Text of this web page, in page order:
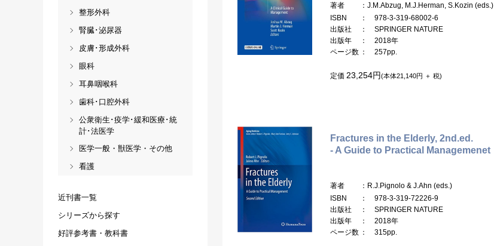
著者
：J.M.Abzug, M.J.Herman, S.Kozin (eds.)
ISBN
： 978-3-319-68002-6
出版社
： SPRINGER NATURE
出版年
： 2018年
ページ数 ： 257pp.
定価 23,254円(本体21,140円 ＋ 税)
Fractures in the Elderly, 2nd.ed.
- A Guide to Practical Managemenet
著者
：R.J.Pignolo & J.Ahn (eds.)
ISBN
： 978-3-319-72226-9
出版社
： SPRINGER NATURE
出版年
： 2018年
ページ数 ： 315pp.
整形外科
腎臓･泌尿器
皮膚･形成外科
眼科
耳鼻咽喉科
歯科･口腔外科
公衆衛生･疫学･緩和医療･統
計･法医学
医学一般・獣医学・その他
看護
近刊書一覧
シリーズから探す
好評参考書・教科書